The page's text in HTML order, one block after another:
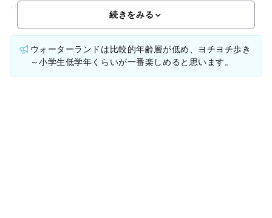
続きをみる
ウォーターランドは比較的年齢層が低め、ヨチヨチ歩き
～小学生低学年くらいが一番楽しめると思います。